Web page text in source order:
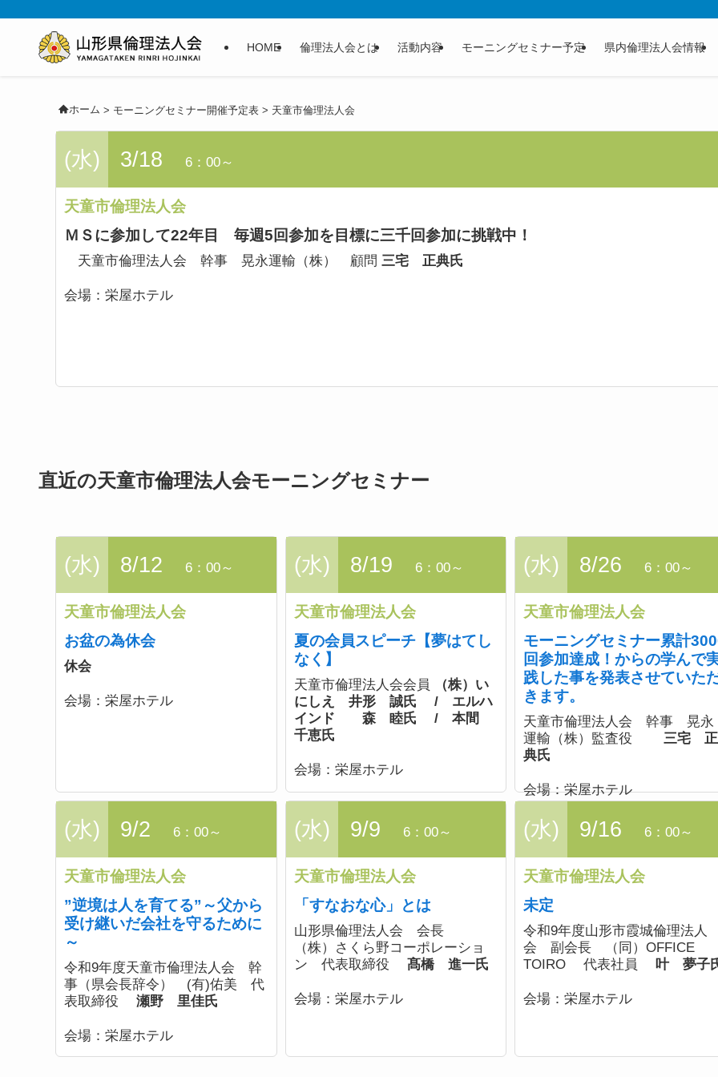
HOME 倫理法人会とは 活動内容 モーニングセミナー予定 県内倫理法人会情報
ホーム > モーニングセミナー開催予定表 > 天童市倫理法人会
(水) 3/18 6：00～
天童市倫理法人会
ＭＳに参加して22年目 毎週5回参加を目標に三千回参加に挑戦中！
天童市倫理法人会 幹事 晃永運輸（株） 顧問 三宅 正典氏
会場： 栄屋ホテル
直近の天童市倫理法人会モーニングセミナー
(水) 8/12 6：00～
天童市倫理法人会
お盆の為休会
休会
会場： 栄屋ホテル
(水) 8/19 6：00～
天童市倫理法人会
夏の会員スピーチ【夢はてし
なく】
天童市倫理法人会会員
（株）い
にしえ 井形 誠氏 / エルハ
インド 森 睦氏 / 本間
千恵氏
会場： 栄屋ホテル
(水) 8/26 6：00～
天童市倫理法人会
モーニングセミナー累計
回参加達成！からの学んで
践した事を発表させていた
きます。
天童市倫理法人会 幹事 晃永
運輸（株）監査役
三宅 正
典氏
会場：栄屋ホテル
(水) 9/2 6：00～
天童市倫理法人会
”逆境は人を育てる”～父から
受け継いだ会社を守るために
～
令和9年度天童市倫理法人会 幹
事（県会長辞令） (有)佑美 代
表取締役
瀬野 里佳氏
会場： 栄屋ホテル
(水) 9/9 6：00～
天童市倫理法人会
「すなおな心」とは
山形県倫理法人会 会長
（株）さくら野コーポレーショ
ン 代表取締役
髙橋 進一氏
会場： 栄屋ホテル
(水) 9/16 6：00～
天童市倫理法人会
未定
令和9年度山形市霞城倫理法人
会 副会長 （同）OFFICE
TOIRO 代表社員
叶 夢子
会場：栄屋ホテル